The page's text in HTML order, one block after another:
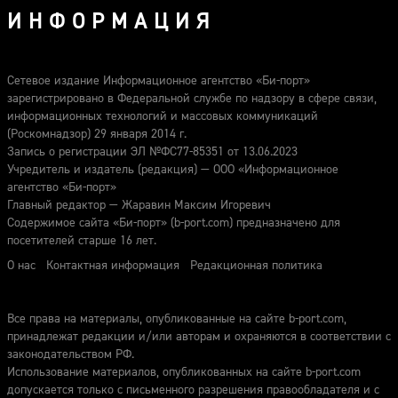
ИНФОРМАЦИЯ
Сетевое издание Информационное агентство «Би-порт»
зарегистрировано в Федеральной службе по надзору в сфере связи,
информационных технологий и массовых коммуникаций
(Роскомнадзор) 29 января 2014 г.
Запись о регистрации ЭЛ №ФС77-85351 от 13.06.2023
Учредитель и издатель (редакция) — ООО «Информационное
агентство «Би-порт»
Главный редактор — Жаравин Максим Игоревич
Содержимое сайта «Би-порт» (b-port.com) предназначено для
посетителей старше 16 лет.
О нас
Контактная информация Редакционная политика
Все права на материалы, опубликованные на сайте b-port.com,
принадлежат редакции и/или авторам и охраняются в соответствии с
законодательством РФ.
Использование материалов, опубликованных на сайте b-port.com
допускается только с письменного разрешения правообладателя и с